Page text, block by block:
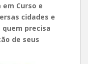
Curso e
cidades e
precisa
de seus